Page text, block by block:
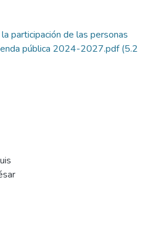
participación de las personas
pública 2024-2027.pdf(5.2